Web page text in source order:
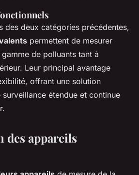
des deux catégories précédentes,
permettent de mesurer
de polluants tant à
Leur principal avantage
offrant une solution
étendue et continue
des appareils